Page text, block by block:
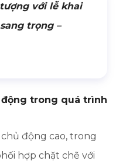
với lễ khai
trọng –
động trong quá trình
động cao, trong
hợp chặt chẽ với